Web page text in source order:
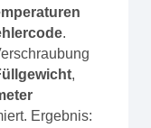
.
,
Ergebnis: